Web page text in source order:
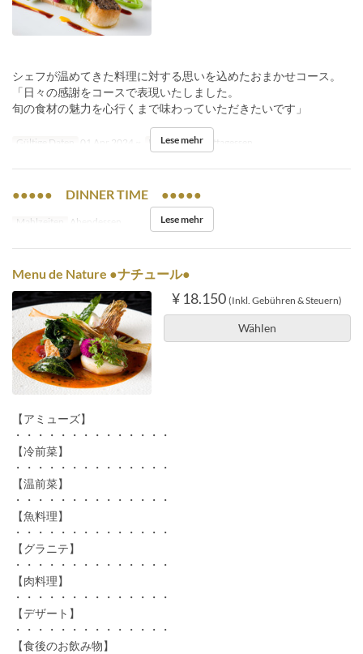
シェフが温めてきた料理に対する思いを込めたおまかせコース。
「日々の感謝をコースで表現いたしました。
旬の食材の魅力を心行くまで味わっていただきたいです」
Gültige Daten 01 Apr 2024 ~ Mahlzeiten Mittagessen
Lese mehr
●●●●● DINNER TIME ●●●●●
Mahlzeiten Abendessen Lese mehr
Menu de Nature ●ナチュール●
¥ 18.150 (Inkl. Gebühren & Steuern)
Wählen
【アミューズ】
・・・・・・・・・・・・・・
【冷前菜】
・・・・・・・・・・・・・・
【温前菜】
・・・・・・・・・・・・・・
【魚料理】
・・・・・・・・・・・・・・
【グラニテ】
・・・・・・・・・・・・・・
【肉料理】
・・・・・・・・・・・・・・
【デザート】
・・・・・・・・・・・・・・
【食後のお飲み物】